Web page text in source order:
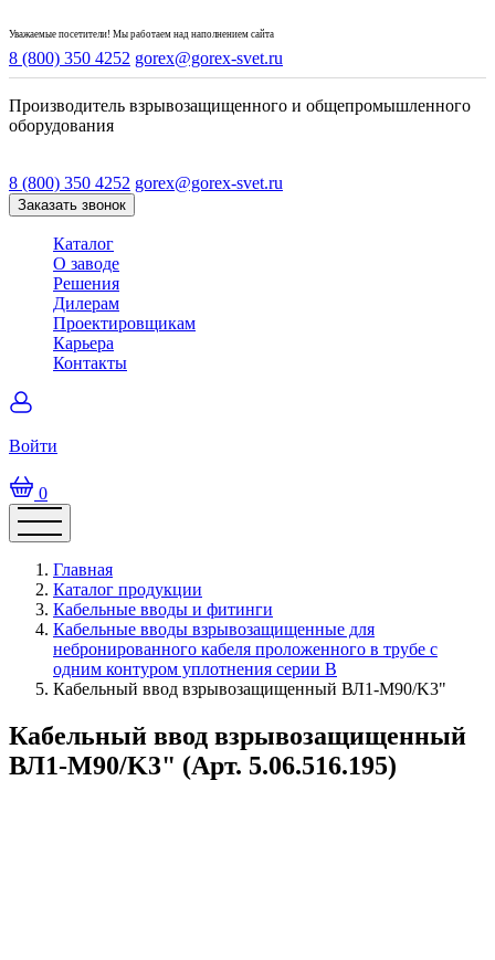
Уважаемые посетители! Мы работаем над наполнением сайта
8 (800) 350 4252 gorex@gorex-svet.ru
Производитель взрывозащищенного и общепромышленного
оборудования
8 (800) 350 4252 gorex@gorex-svet.ru
Заказать звонок
Каталог
О заводе
Решения
Дилерам
Проектировщикам
Карьера
Контакты
Войти
0
Главная
Каталог продукции
Кабельные вводы и фитинги
Кабельные вводы взрывозащищенные для
небронированного кабеля проложенного в трубе с
одним контуром уплотнения серии В
Кабельный ввод взрывозащищенный ВЛ1-М90/K3"
Кабельный ввод взрывозащищенный
ВЛ1-М90/K3" (Арт. 5.06.516.195)